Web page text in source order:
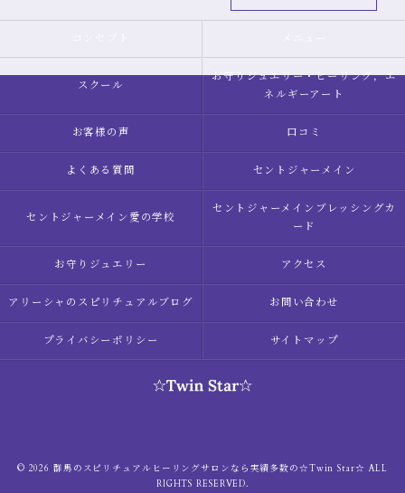
スクール
お守りジュエリー・ヒーリング，エ
ネルギーアート
お客様の声 口コミ
よくある質問 セントジャーメイン
セントジャーメイン愛の学校
セントジャーメインブレッシングカ
ード
お守りジュエリー アクセス
アリーシャのスピリチュアルブログ お問い合わせ
プライバシーポリシー サイトマップ
© 2026 群馬のスピリチュアルヒーリングサロンなら実績多数の☆Twin Star☆ ALL
RIGHTS RESERVED.